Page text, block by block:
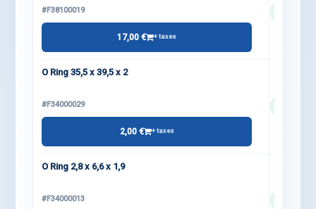
#F38100019
17,00 € + taxes
O Ring 35,5 x 39,5 x 2
#F34000029
2,00 € + taxes
O Ring 2,8 x 6,6 x 1,9
#F34000013